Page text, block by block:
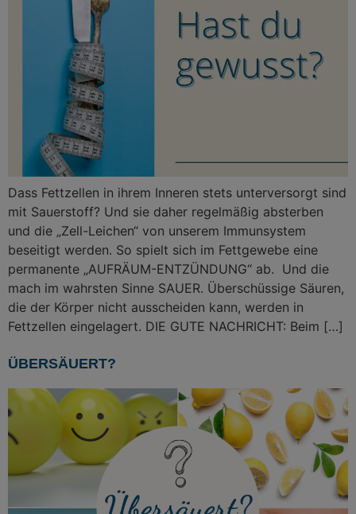
Dass Fettzellen in ihrem Inneren stets unterversorgt sind
mit Sauerstoff? Und sie daher regelmäßig absterben
und die „Zell-Leichen“ von unserem Immunsystem
beseitigt werden. So spielt sich im Fettgewebe eine
permanente „AUFRÄUM-ENTZÜNDUNG“ ab. Und die
mach im wahrsten Sinne SAUER. Überschüssige Säuren,
die der Körper nicht ausscheiden kann, werden in
Fettzellen eingelagert. DIE GUTE NACHRICHT: Beim […]
ÜBERSÄUERT?